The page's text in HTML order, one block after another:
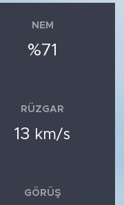
NEM
%71
RÜZGAR
13 km/s
GÖRÜŞ